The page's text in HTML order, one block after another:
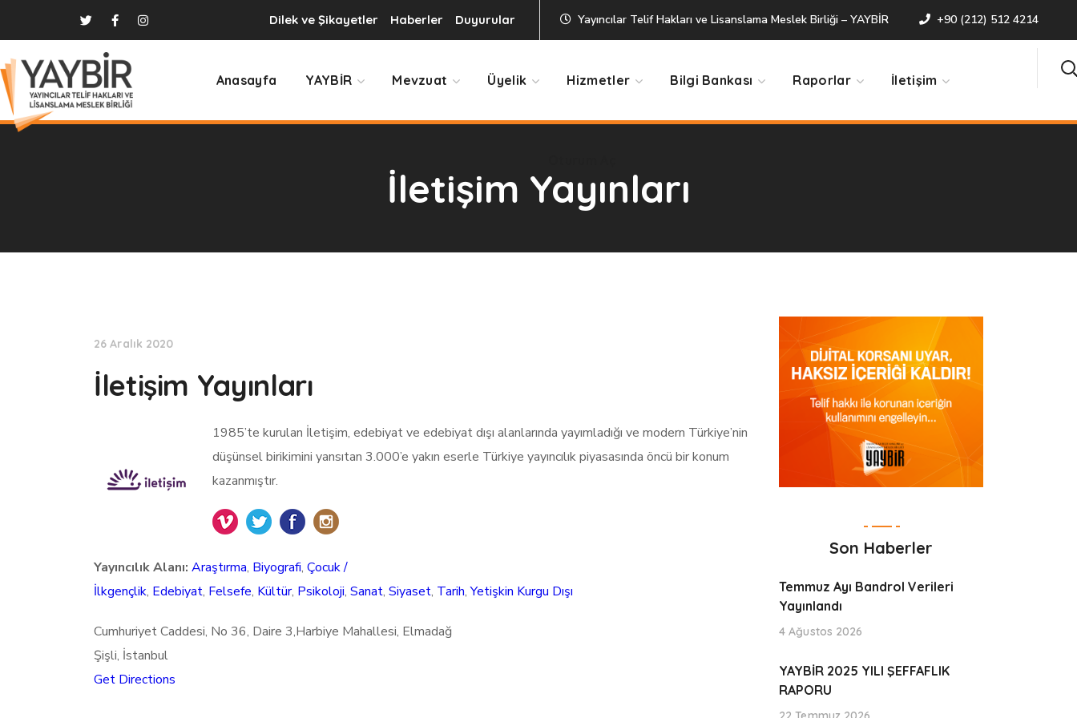
Dilek ve Şikayetler Haberler Duyurular Yayıncılar Telif Hakları ve Lisanslama Meslek Birliği – YAYBİR +90 (212) 512 4214
Anasayfa YAYBİR Mevzuat Üyelik Hizmetler Bilgi Bankası Raporlar İletişim
Oturum Aç
İletişim Yayınları
26 Aralık 2020
İletişim Yayınları
1985’te kurulan İletişim, edebiyat ve edebiyat dışı alanlarında yayımladığı ve modern Türkiye’nin
düşünsel birikimini yansıtan 3.000’e yakın eserle Türkiye yayıncılık piyasasında öncü bir konum
kazanmıştır.
Yayıncılık Alanı: Araştırma, Biyografi, Çocuk /
İlkgençlik, Edebiyat, Felsefe, Kültür, Psikoloji, Sanat, Siyaset, Tarih,Yetişkin Kurgu Dışı
Cumhuriyet Caddesi, No 36, Daire 3,Harbiye Mahallesi, Elmadağ
Şişli, İstanbul
Get Directions
Son Haberler
Temmuz Ayı Bandrol Verileri
Yayınlandı
4 Ağustos 2026
YAYBİR 2025 YILI ŞEFFAFLIK
RAPORU